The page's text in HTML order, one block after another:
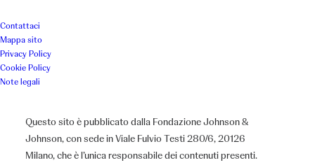
Contattaci
Mappa sito
Privacy Policy
Cookie Policy
Note legali
Questo sito è pubblicato dalla Fondazione Johnson &
Johnson, con sede in Viale Fulvio Testi 280/6, 20126
Milano, che è l’unica responsabile dei contenuti presenti.